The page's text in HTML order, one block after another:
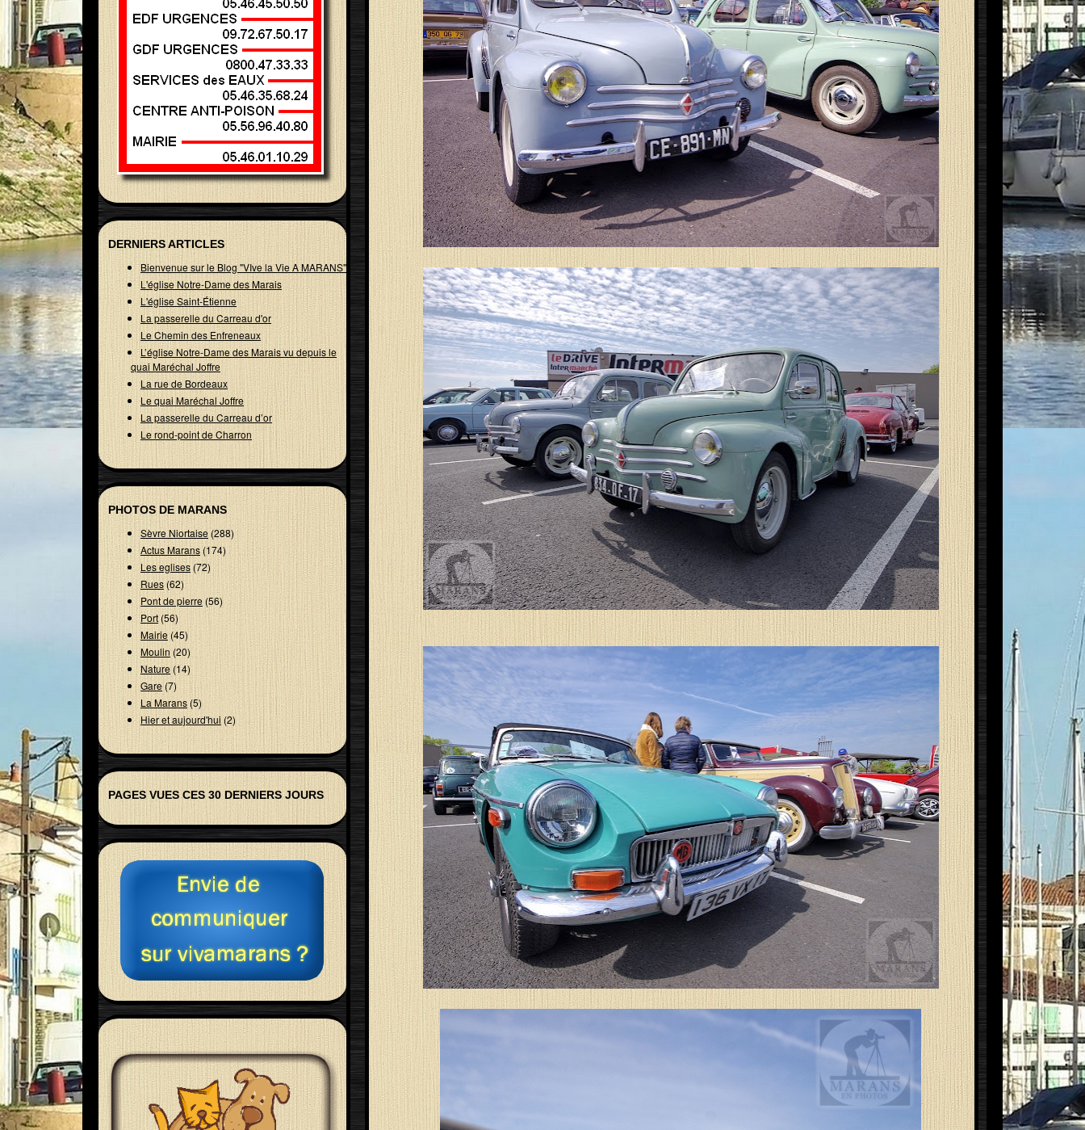
DERNIERS ARTICLES
Bienvenue sur le Blog "VIve la Vie A MARANS"
L'église Notre-Dame des Marais
L'église Saint-Étienne
La passerelle du Carreau d'or
Le Chemin des Enfreneaux
L’église Notre-Dame des Marais vu depuis le
quai Maréchal Joffre
La rue de Bordeaux
Le quai Maréchal Joffre
La passerelle du Carreau d’or
Le rond-point de Charron
PHOTOS DE MARANS
Sèvre Niortaise(288)
Actus Marans (174)
Les eglises(72)
Rues(62)
Pont de pierre(56)
Port(56)
Mairie(45)
Moulin(20)
Nature(14)
Gare (7)
La Marans(5)
Hier et aujourd'hui (2)
PAGES VUES CES 30 DERNIERS JOURS